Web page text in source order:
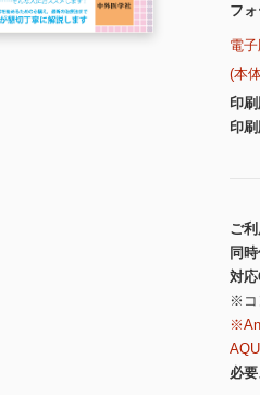
フ
電
(本
印
印
ご
同
対
※コ
必